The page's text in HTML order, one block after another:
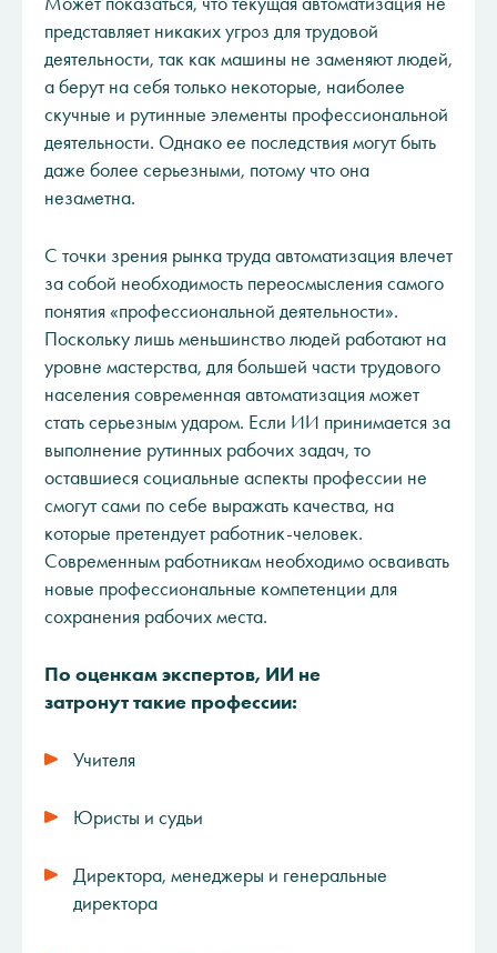
представляет никаких угроз для трудовой
деятельности, так как машины не заменяют людей,
а берут на себя только некоторые, наиболее
скучные и рутинные элементы профессиональной
деятельности. Однако ее последствия могут быть
даже более серьезными, потому что она
незаметна.
С точки зрения рынка труда автоматизация влечет
за собой необходимость переосмысления самого
понятия «профессиональной деятельности».
Поскольку лишь меньшинство людей работают на
уровне мастерства, для большей части трудового
населения современная автоматизация может
стать серьезным ударом. Если ИИ принимается за
выполнение рутинных рабочих задач, то
оставшиеся социальные аспекты профессии не
смогут сами по себе выражать качества, на
которые претендует работник-человек.
Современным работникам необходимо осваивать
новые профессиональные компетенции для
сохранения рабочих места.
По оценкам экспертов, ИИ не
затронут такие профессии:
Учителя
Юристы и судьи
Директора, менеджеры и генеральные
директора